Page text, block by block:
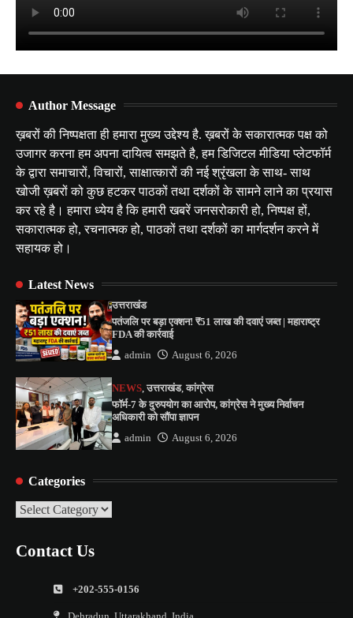
Author Message
ख़बरों की निष्पक्षता ही हमारा मुख्य उद्देश्य है. ख़बरों के सकारात्मक पक्ष को
उजागर करना हम अपना दायित्व समझते है, हम डिजिटल मीडिया प्लेटफॉर्म
के द्वारा समाचारों, विचारों, साक्षात्कारों की नई श्रृंखला के साथ- साथ
खोजी ख़बरों को कुछ हटकर पाठकों तथा दर्शकों के सामने लाने का प्रयास
कर रहे है। हमारा ध्येय है कि हमारी खबरें जनसरोकारी हो, निष्पक्ष हों,
सकारात्मक हो, रचनात्मक हो, पाठकों तथा दर्शकों का मार्गदर्शन करने में
सहायक हो।
Latest News
उत्तराखंड
पतंजलि पर बड़ा एक्शन! ₹51 लाख की दवाएं जब्त | महाराष्ट्र
FDA की कार्रवाई
admin August 6, 2026
NEWS ,उत्तराखंड,कांग्रेस
फॉर्म-7 के दुरुपयोग का आरोप, कांग्रेस ने मुख्य निर्वाचन
अधिकारी को सौंपा ज्ञापन
admin August 6, 2026
Categories
Categories
Contact Us
+202-555-0156